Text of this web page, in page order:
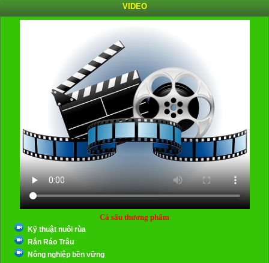
VIDEO
Cá sấu thương phẩm
Kỹ thuật nuôi rùa
Rắn Ráo Trâu
Nông nghiệp bền vững